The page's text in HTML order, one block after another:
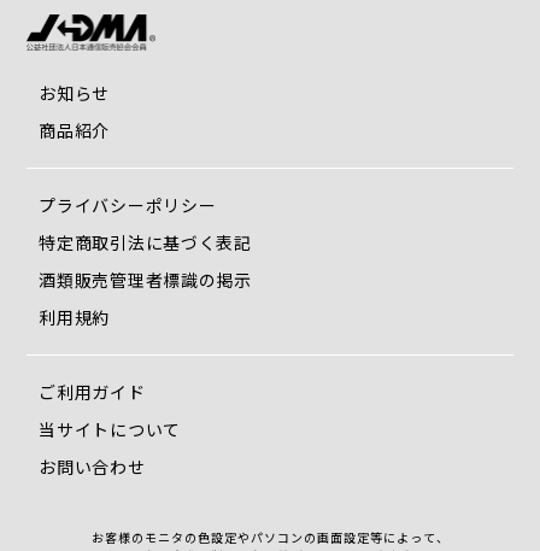
お知らせ
商品紹介
プライバシーポリシー
特定商取引法に基づく表記
酒類販売管理者標識の掲示
利用規約
ご利用ガイド
当サイトについて
お問い合わせ
お客様のモニタの色設定やパソコンの画面設定等によって、